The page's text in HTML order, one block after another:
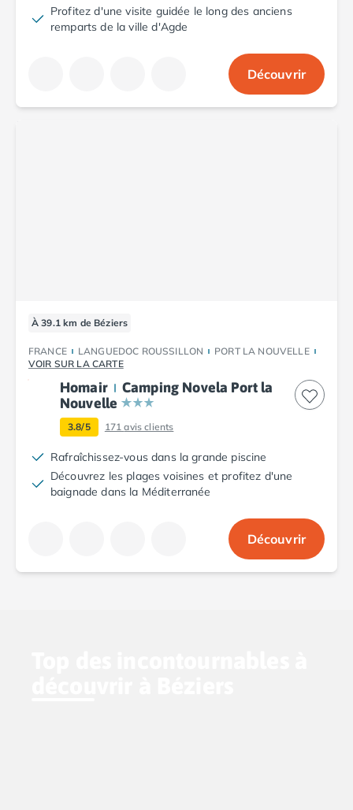
Profitez d'une visite guidée le long des anciens
remparts de la ville d'Agde
Découvrir
À 39.1 km de Béziers
FRANCE LANGUEDOC ROUSSILLON
PORT LA NOUVELLE
VOIR SUR LA CARTE
Homair
Camping Novela Port la
Nouvelle
3.8/5 171avis clients
Rafraîchissez-vous dans la grande piscine
Découvrez les plages voisines et profitez d'une
baignade dans la Méditerranée
Découvrir